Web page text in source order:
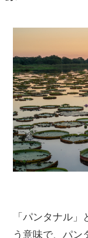
「パンタナル
う意味で、パン